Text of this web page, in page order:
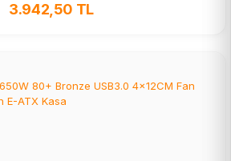
3.942,50 TL